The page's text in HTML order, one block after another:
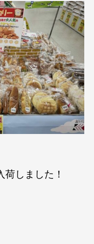
しました！